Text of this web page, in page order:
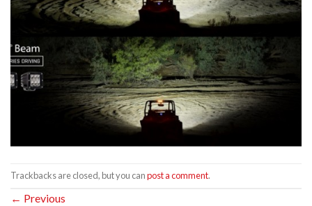
Trackbacks are closed, but you canpost a comment.
← Previous